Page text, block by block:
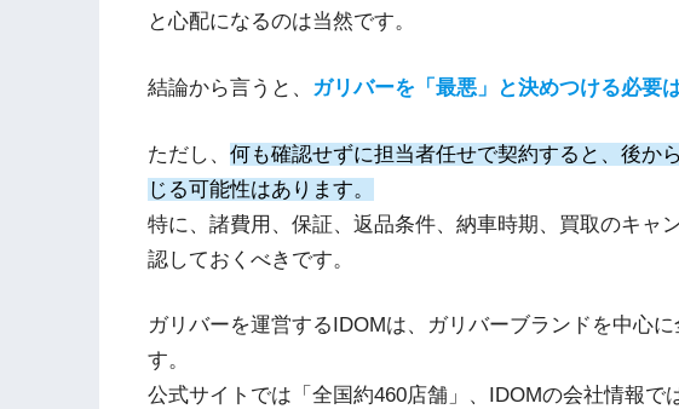
と心配になるのは当然です。
結論から言うと、 ガリバーを「最悪」と決めつける必要
ただし、 何も確認せずに担当者任せで契約すると、後か
じる可能性はあります。
特に、諸費用、保証、返品条件、納車時期、買取のキャ
認しておくべきです。
ガリバーを運営するIDOMは、ガリバーブランドを中心
す。
公式サイトでは「全国約460店舗」、IDOMの会社情報で